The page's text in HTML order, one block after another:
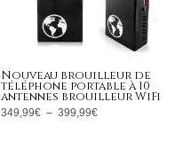
Nouveau brouilleur de
téléphone portable à 10
antennes brouilleur WiFi
349,99€ – 399,99€